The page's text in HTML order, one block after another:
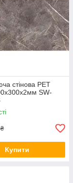
стінова PET
SW-
Купити